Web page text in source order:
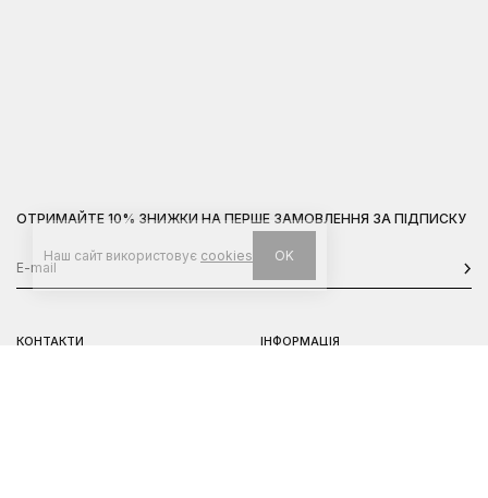
КОНТАКТИ ІНФОРМАЦІЯ
ОТРИМАЙТЕ 10% ЗНИЖКИ НА ПЕРШЕ ЗАМОВЛЕННЯ ЗА ПІДПИСКУ
Наш сайт використовує cookies OK